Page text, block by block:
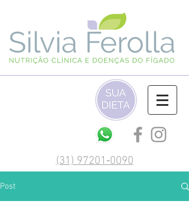
(‪31) 97201‑0090‬
Post